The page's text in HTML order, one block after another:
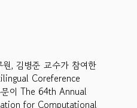
, 김병준 교수가 참여한
Coreference
이 The 64th Annual
for Computational